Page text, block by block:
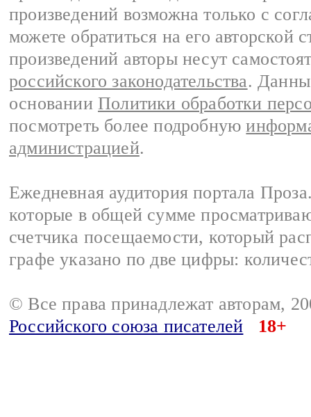
произведений возможна только с
можете обратиться на его авторской
произведений авторы несут
российского законодательства.
основании Политики обработки
посмотреть более подробную
администрацией.
Ежедневная аудитория портала
которые в общей сумме
счетчика посещаемости, который
графе указано по две цифры:
© Все права принадлежат авторам,
Российского союза писателей
18+